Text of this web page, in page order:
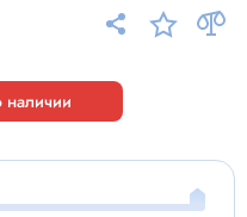
наличии